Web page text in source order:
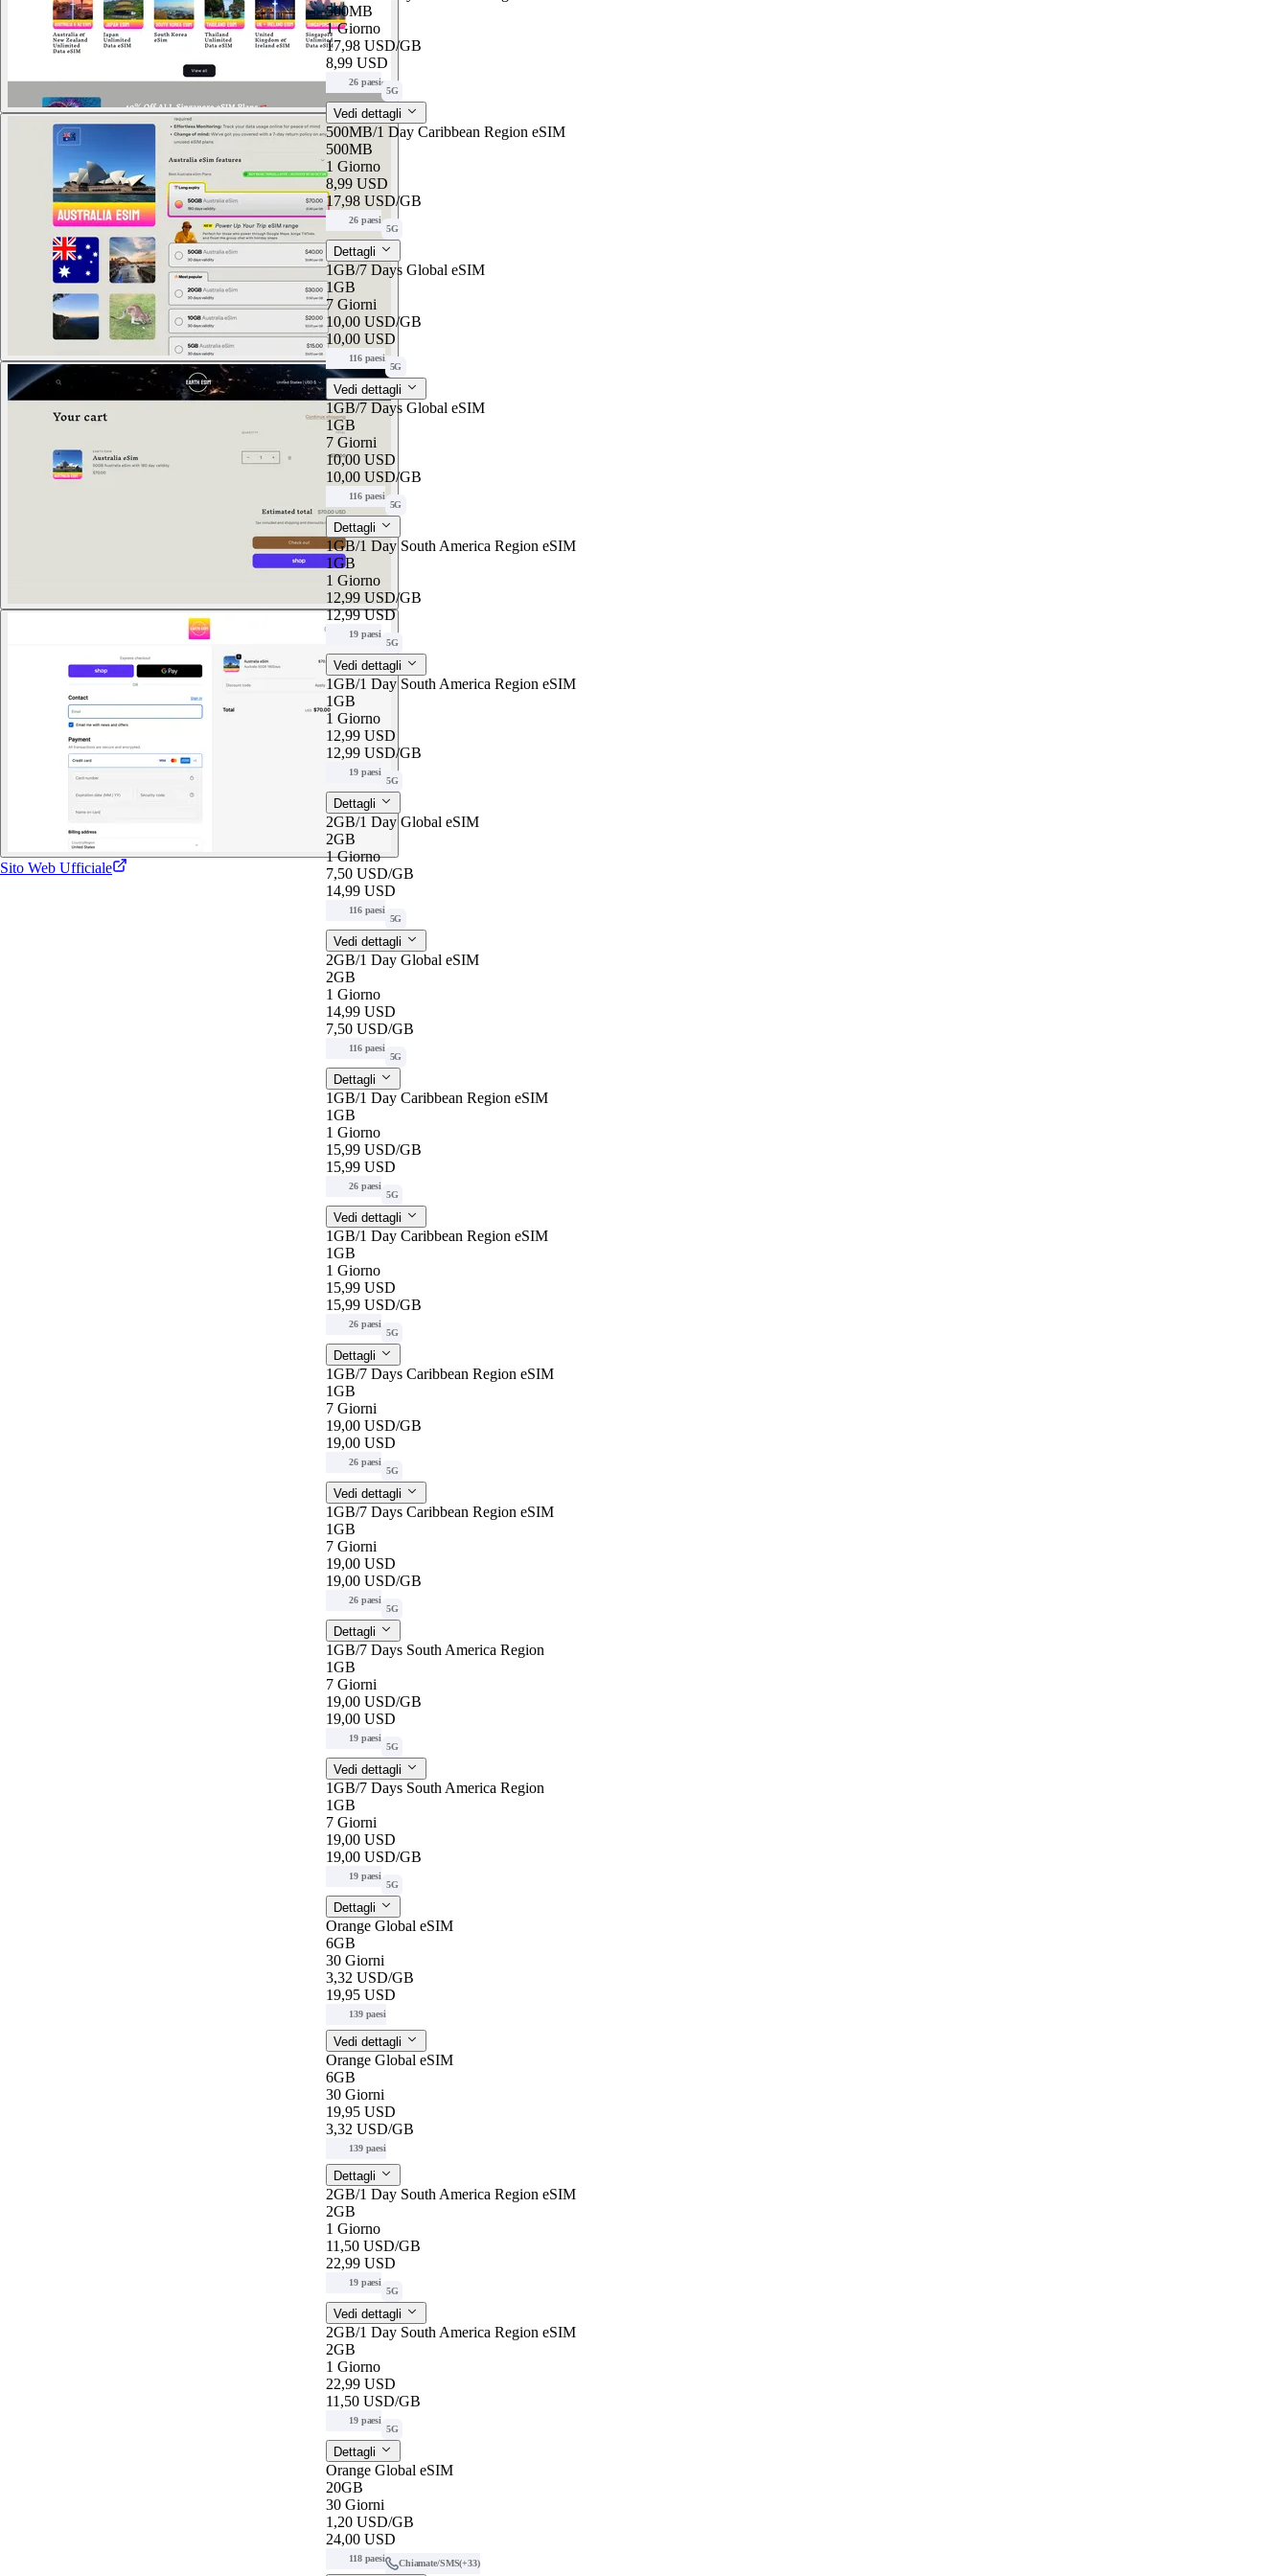
Sito Web Ufficiale
500MB
1 Giorno
17,98 USD/GB
8,99 USD
26 paesi
5G
Vedi dettagli
500MB/1 Day Caribbean Region eSIM
500MB
1 Giorno
8,99 USD
17,98 USD/GB
26 paesi
5G
Dettagli
1GB/7 Days Global eSIM
1GB
7 Giorni
10,00 USD/GB
10,00 USD
116 paesi
5G
Vedi dettagli
1GB/7 Days Global eSIM
1GB
7 Giorni
10,00 USD
10,00 USD/GB
116 paesi
5G
Dettagli
1GB/1 Day South America Region eSIM
1GB
1 Giorno
12,99 USD/GB
12,99 USD
19 paesi
5G
Vedi dettagli
1GB/1 Day South America Region eSIM
1GB
1 Giorno
12,99 USD
12,99 USD/GB
19 paesi
5G
Dettagli
2GB/1 Day Global eSIM
2GB
1 Giorno
7,50 USD/GB
14,99 USD
116 paesi
5G
Vedi dettagli
2GB/1 Day Global eSIM
2GB
1 Giorno
14,99 USD
7,50 USD/GB
116 paesi
5G
Dettagli
1GB/1 Day Caribbean Region eSIM
1GB
1 Giorno
15,99 USD/GB
15,99 USD
26 paesi
5G
Vedi dettagli
1GB/1 Day Caribbean Region eSIM
1GB
1 Giorno
15,99 USD
15,99 USD/GB
26 paesi
5G
Dettagli
1GB/7 Days Caribbean Region eSIM
1GB
7 Giorni
19,00 USD/GB
19,00 USD
26 paesi
5G
Vedi dettagli
1GB/7 Days Caribbean Region eSIM
1GB
7 Giorni
19,00 USD
19,00 USD/GB
26 paesi
5G
Dettagli
1GB/7 Days South America Region
1GB
7 Giorni
19,00 USD/GB
19,00 USD
19 paesi
5G
Vedi dettagli
1GB/7 Days South America Region
1GB
7 Giorni
19,00 USD
19,00 USD/GB
19 paesi
5G
Dettagli
Orange Global eSIM
6GB
30 Giorni
3,32 USD/GB
19,95 USD
139 paesi
Vedi dettagli
Orange Global eSIM
6GB
30 Giorni
19,95 USD
3,32 USD/GB
139 paesi
Dettagli
2GB/1 Day South America Region eSIM
2GB
1 Giorno
11,50 USD/GB
22,99 USD
19 paesi
5G
Vedi dettagli
2GB/1 Day South America Region eSIM
2GB
1 Giorno
22,99 USD
11,50 USD/GB
19 paesi
5G
Dettagli
Orange Global eSIM
20GB
30 Giorni
1,20 USD/GB
24,00 USD
118 paesi Chiamate/SMS(+33)